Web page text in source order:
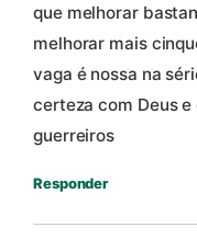
que melhorar
melhorar mais
vaga é nossa na
certeza com Deus
guerreiros
Responder